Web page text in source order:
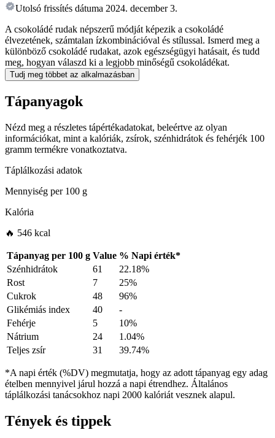
Utolsó frissítés dátuma 2024. december 3.
A csokoládé rudak népszerű módját képezik a csokoládé
élvezetének, számtalan ízkombinációval és stílussal. Ismerd meg a
különböző csokoládé rudakat, azok egészségügyi hatásait, és tudd
meg, hogyan válaszd ki a legjobb minőségű csokoládékat.
Tudj meg többet az alkalmazásban
Tápanyagok
Nézd meg a részletes tápértékadatokat, beleértve az olyan
információkat, mint a kalóriák, zsírok, szénhidrátok és fehérjék 100
gramm termékre vonatkoztatva.
Táplálkozási adatok
Mennyiség per100 g
Kalória
🔥 546 kcal
Tápanyag per 100 g Value % Napi érték*
Szénhidrátok
61
22.18%
Rost
7
25%
Cukrok
48
96%
Glikémiás index
40
-
Fehérje
5
10%
Nátrium
24
1.04%
Teljes zsír
31 39.74%
*A napi érték (%DV) megmutatja, hogy az adott tápanyag egy adag
ételben mennyivel járul hozzá a napi étrendhez. Általános
táplálkozási tanácsokhoz napi 2000 kalóriát vesznek alapul.
Tények és tippek